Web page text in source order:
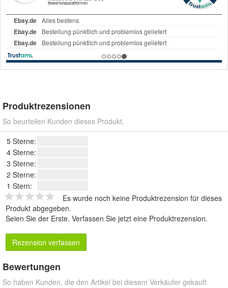
Produktrezensionen
So beurteilen Kunden dieses Produkt.
5 Sterne:
4 Sterne:
3 Sterne:
2 Sterne:
1 Stern:
Es wurde noch keine Produktrezension für dieses
Produkt abgegeben.
Seien Sie der Erste. Verfassen Sie jetzt eine Produktrezension.
Rezension verfassen
Bewertungen
So haben Kunden, die den Artikel bei diesem Verkäufer gekauft